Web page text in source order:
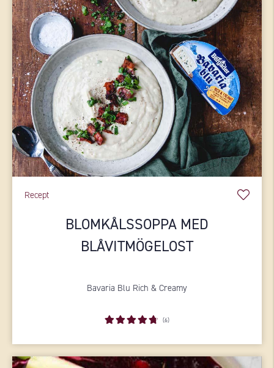
Recept
BLOMKÅLSSOPPA MED
BLÅVITMÖGELOST
Bavaria Blu Rich & Creamy
(6)